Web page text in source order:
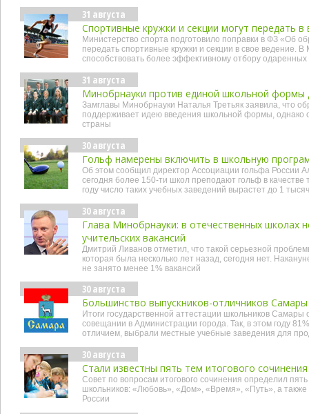
31 августа
Спортивные кружки и секции могут передать
Министерство спорта подготовило поправки в ФЗ «Об
передать спортивные кружки и секции в свое ведение.
способствовать более эффективному отбору одаренных
31 августа
Минобрнауки против единой школьной формы
Замглавы Минобрнауки Наталья Третьяк заявила, что
поддерживает идею введения школьной формы, однако
страны
30 августа
Гольф намерены включить в школьную
Об этом сообщил директор Ассоциации гольфа России
сегодня более 150-ти школ преподают гольф в качестве
году число таких учебных заведений вырастет до 1
30 августа
Глава Минобрнауки: в отечественных школах
учительских вакансий
Дмитрий Ливанов отметил, что такой серьезной
которая была несколько лет назад, сегодня нет.
не занято менее 1% вакансий
30 августа
Большинство выпускников-отличников
Итоги государственной аттестации школьников
совещании в Администрации города. Так, в этом году
отличием, выбрали местные учебные заведения для
30 августа
Стали известны пять тем итогового
Совет по вопросам итогового сочинения определил
школьников: «Любовь», «Дом», «Время», «Путь», а
России